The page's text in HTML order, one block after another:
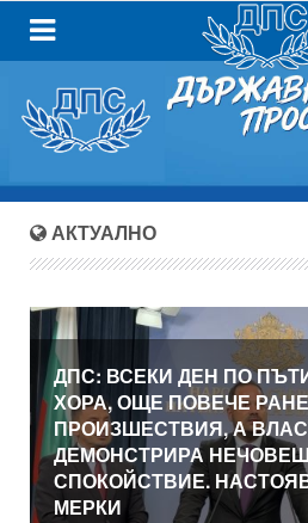
АКТУАЛНО
ДПС: ВСЕКИ ДЕН ПО
ХОРА, ОЩЕ ПОВЕЧЕ
ПРОИЗШЕСТВИЯ, А
ДЕМОНСТРИРА
СПОКОЙСТВИЕ.
МЕРКИ